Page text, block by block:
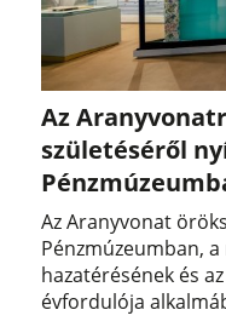
Az
születéséről
Az Aranyvonat
Pénzmúzeumban,
hazatérésének és
évfordulója